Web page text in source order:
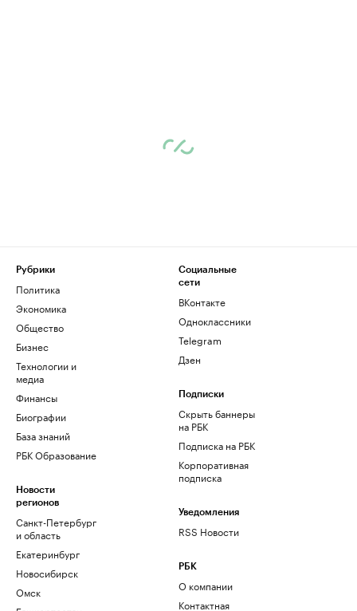
Рубрики
Политика
Экономика
Общество
Бизнес
Технологии и
медиа
Финансы
Биографии
База знаний
РБК Образование
Новости
регионов
Санкт-Петербург
и область
Екатеринбург
Новосибирск
Омск
Социальные
сети
ВКонтакте
Одноклассники
Telegram
Дзен
Подписки
Скрыть баннеры
на РБК
Подписка на РБК
Корпоративная
подписка
Уведомления
RSS Новости
РБК
О компании
Контактная